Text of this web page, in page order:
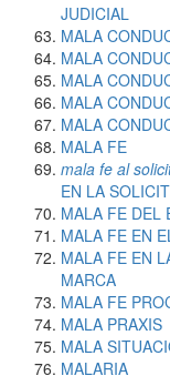
JUDICIAL
MALA
MALA
MALA
MALA
MALA
MALA FE
mala fe al
EN LA
MALA FE DEL
MALA FE EN
MALA FE EN
MARCA
MALA FE
MALA PRAXIS
MALA
MALARIA